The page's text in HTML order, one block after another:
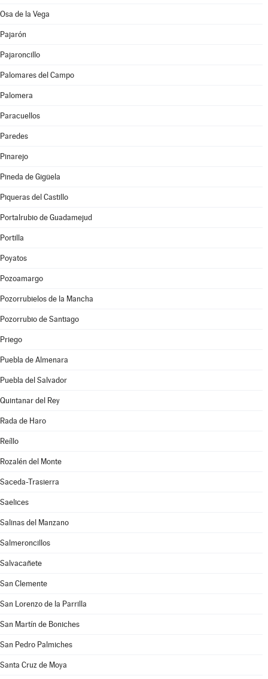
Osa de la Vega
Pajarón
Pajaroncillo
Palomares del Campo
Palomera
Paracuellos
Paredes
Pinarejo
Pineda de Gigüela
Piqueras del Castillo
Portalrubio de Guadamejud
Portilla
Poyatos
Pozoamargo
Pozorrubielos de la Mancha
Pozorrubio de Santiago
Priego
Puebla de Almenara
Puebla del Salvador
Quintanar del Rey
Rada de Haro
Reíllo
Rozalén del Monte
Saceda-Trasierra
Saelices
Salinas del Manzano
Salmeroncillos
Salvacañete
San Clemente
San Lorenzo de la Parrilla
San Martín de Boniches
San Pedro Palmiches
Santa Cruz de Moya